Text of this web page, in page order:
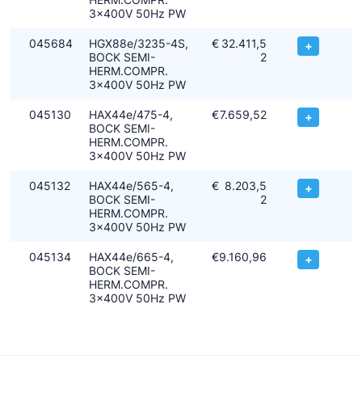
3x400V 50Hz PW
045684
HGX88e/3235-4S,
BOCK SEMI-
HERM.COMPR.
3x400V 50Hz PW
€ 32.411,5
2
+
045130
HAX44e/475-4,
BOCK SEMI-
HERM.COMPR.
3x400V 50Hz PW
€7.659,52 +
045132
HAX44e/565-4,
BOCK SEMI-
HERM.COMPR.
3x400V 50Hz PW
€ 8.203,5
2
+
045134
HAX44e/665-4,
BOCK SEMI-
HERM.COMPR.
3x400V 50Hz PW
€9.160,96 +